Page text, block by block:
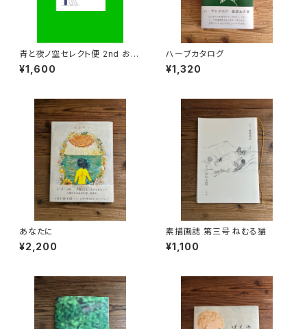
青と夜ノ空セレクト便 2nd おた
めし
¥1,600
ハーブカタログ
¥1,320
あなたに
¥2,200
素描画誌 第三号 ねむる猫
¥1,100